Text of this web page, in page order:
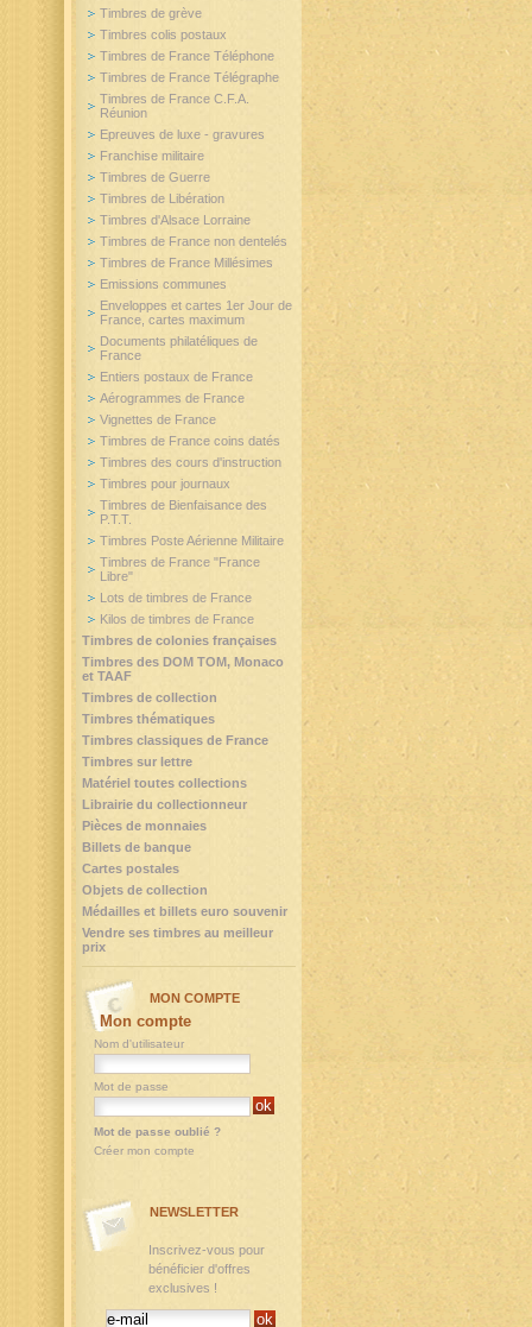
Timbres de grève
Timbres colis postaux
Timbres de France Téléphone
Timbres de France Télégraphe
Timbres de France C.F.A.
Réunion
Epreuves de luxe - gravures
Franchise militaire
Timbres de Guerre
Timbres de Libération
Timbres d'Alsace Lorraine
Timbres de France non dentelés
Timbres de France Millésimes
Emissions communes
Enveloppes et cartes 1er Jour de
France, cartes maximum
Documents philatéliques de
France
Entiers postaux de France
Aérogrammes de France
Vignettes de France
Timbres de France coins datés
Timbres des cours d'instruction
Timbres pour journaux
Timbres de Bienfaisance des
P.T.T.
Timbres Poste Aérienne Militaire
Timbres de France "France
Libre"
Lots de timbres de France
Kilos de timbres de France
Timbres de colonies françaises
Timbres des DOM TOM, Monaco
et TAAF
Timbres de collection
Timbres thématiques
Timbres classiques de France
Timbres sur lettre
Matériel toutes collections
Librairie du collectionneur
Pièces de monnaies
Billets de banque
Cartes postales
Objets de collection
Médailles et billets euro souvenir
Vendre ses timbres au meilleur
prix
MON COMPTE
Mon compte
Nom d'utilisateur
Mot de passe
Mot de passe oublié ?
Créer mon compte
NEWSLETTER
Inscrivez-vous pour
bénéficier d'offres
exclusives !